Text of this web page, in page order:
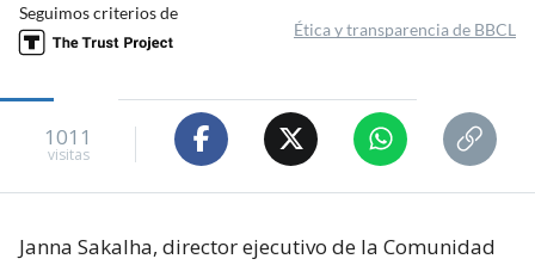
Seguimos criterios de
Ética y transparencia de BBCL
1011
visitas
Janna Sakalha, director ejecutivo de la Comunidad